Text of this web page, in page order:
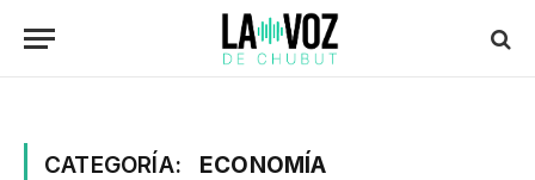
CATEGORÍA: ECONOMÍA